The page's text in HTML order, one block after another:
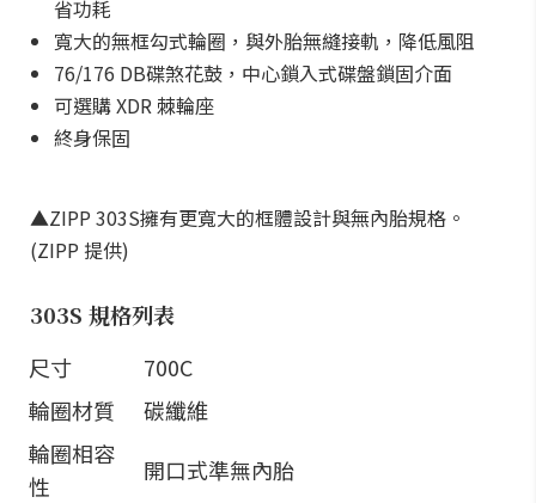
省功耗
寬大的無框勾式輪圈，與外胎無縫接軌，降低風阻
76/176 DB碟煞花鼓，中心鎖入式碟盤鎖固介面
可選購 XDR 棘輪座
終身保固
▲ZIPP 303S擁有更寬大的框體設計與無內胎規格。
(ZIPP 提供)
303S 規格列表
尺寸
700C
輪圈材質
碳纖維
輪圈相容
性
開口式準無內胎